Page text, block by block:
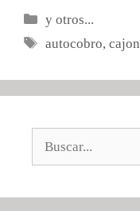
Categorías
y otros...
Etiquetas
autocobro,cajon